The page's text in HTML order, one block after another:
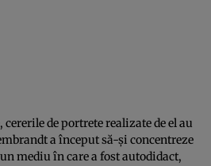
de portrete realizate de el au
a început să-și concentreze
mediu în care a fost autodidact,